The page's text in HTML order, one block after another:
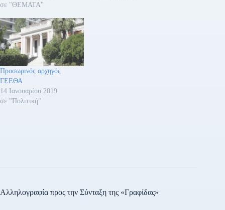
σε "ΘΕΜΑΤΑ"
Προσωρινός αρχηγός
ΓΕΕΘΑ
14 Ιανουαρίου 2019
σε "Πολιτική"
Αλληλογραφία προς την Σύνταξη της «Γραφίδας»